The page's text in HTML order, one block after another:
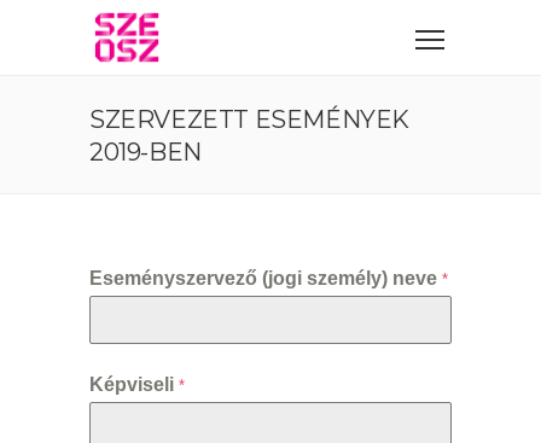
SZERVEZETT ESEMÉNYEK
2019-BEN
Eseményszervező (jogi személy) neve *
Képviseli *